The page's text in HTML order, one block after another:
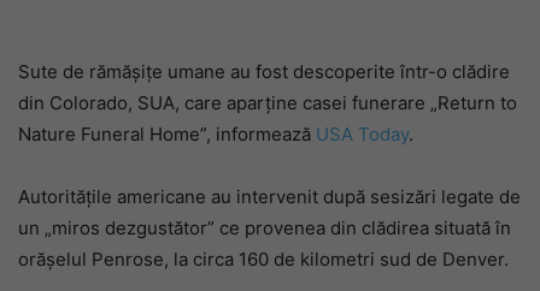
Sute de rămășițe umane au fost descoperite într-o clădire
din Colorado, SUA, care aparține casei funerare „Return to
Nature Funeral Home”, informează USA Today.
Autoritățile americane au intervenit după sesizări legate de
un „miros dezgustător” ce provenea din clădirea situată în
orășelul Penrose, la circa 160 de kilometri sud de Denver.